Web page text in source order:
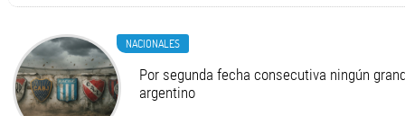
NACIONALES
Por segunda fecha consecutiva ningún
argentino